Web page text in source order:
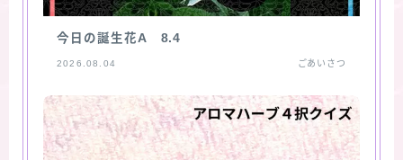
今日の誕生花A 8.4
2026.08.04 ごあいさつ